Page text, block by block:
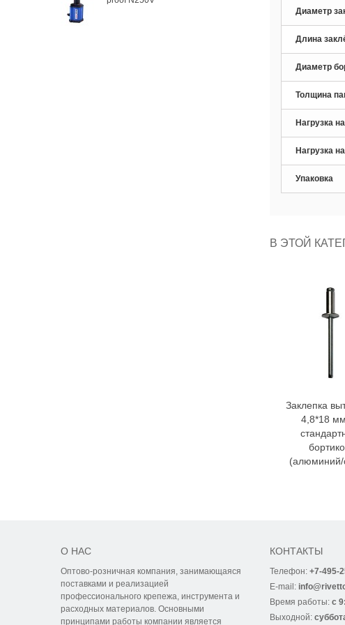
Диаметр
Длина
Диаметр
Толщина
Нагрузка
Нагрузка
Упаковка
В ЭТОЙ
Заклепка
4,8*18
(алюминий/
О НАС
Оптово-розничная компания, занимающаяся
поставками и реализацией
профессионального крепежа, инструмента и
расходных материалов. Основными
принципами работы компании является
КОНТАКТЫ
Телефон: +7-495-
E-mail:
Время работы: с
Выходной: